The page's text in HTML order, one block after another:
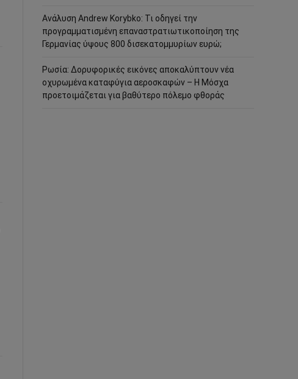
Ανάλυση Andrew Korybko: Τι οδηγεί την
προγραμματισμένη επαναστρατιωτικοποίηση της
Γερμανίας ύψους 800 δισεκατομμυρίων ευρώ;
Ρωσία: Δορυφορικές εικόνες αποκαλύπτουν νέα
οχυρωμένα καταφύγια αεροσκαφών – Η Μόσχα
προετοιμάζεται για βαθύτερο πόλεμο φθοράς